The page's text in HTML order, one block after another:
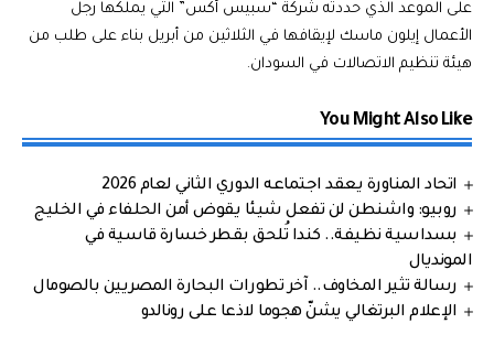
على الموعد الذي حددته شركة “سبيس أكس” التي يملكها رجل
الأعمال إيلون ماسك لإيقافها في الثلاثين من أبريل بناء على طلب من
هيئة تنظيم الاتصالات في السودان.
You Might Also Like
اتحاد المناورة يعقد اجتماعه الدوري الثاني لعام 2026
روبيو: واشنطن لن تفعل شيئا يقوض أمن الحلفاء في الخليج
بسداسية نظيفة.. كندا تُلحق بقطر خسارة قاسية في
المونديال
رسالة تثير المخاوف.. آخر تطورات البحارة المصريين بالصومال
الإعلام البرتغالي يشنّ هجوما لاذعا على رونالدو